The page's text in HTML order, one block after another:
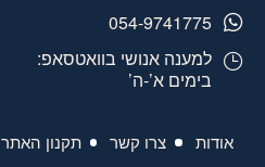
אודות צרו קשר תקנון האתר
054-9741775
למענה אנושי בוואטסאפ:
בימים א’-ה’